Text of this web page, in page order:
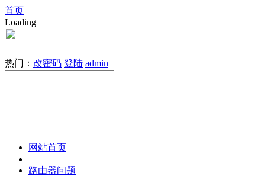
首页
Loading
热门： 改密码 登陆 admin
网站首页
路由器问题